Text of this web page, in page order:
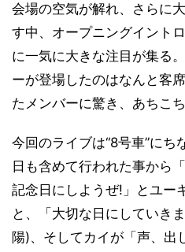
会場の空気が解れ、さらに
す中、オープニングイント
に一気に大きな注目が集る
ーが登場したのはなんと客
たメンバーに驚き、あちこ
今回のライブは“8号車”にち
日も含めて行われた事から
記念日にしようぜ!」とユー
と、「大切な日にしていき
陽)、そしてカイが「声、出